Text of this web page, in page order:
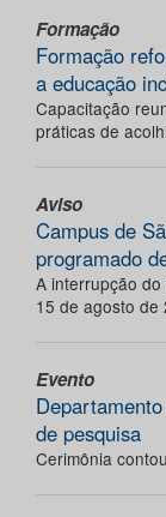
Formação
Formação
a educação
Capacitação
práticas de
Aviso
Campus de
programado
A interrupção
15 de agosto de
Evento
de pesquisa
Cerimônia